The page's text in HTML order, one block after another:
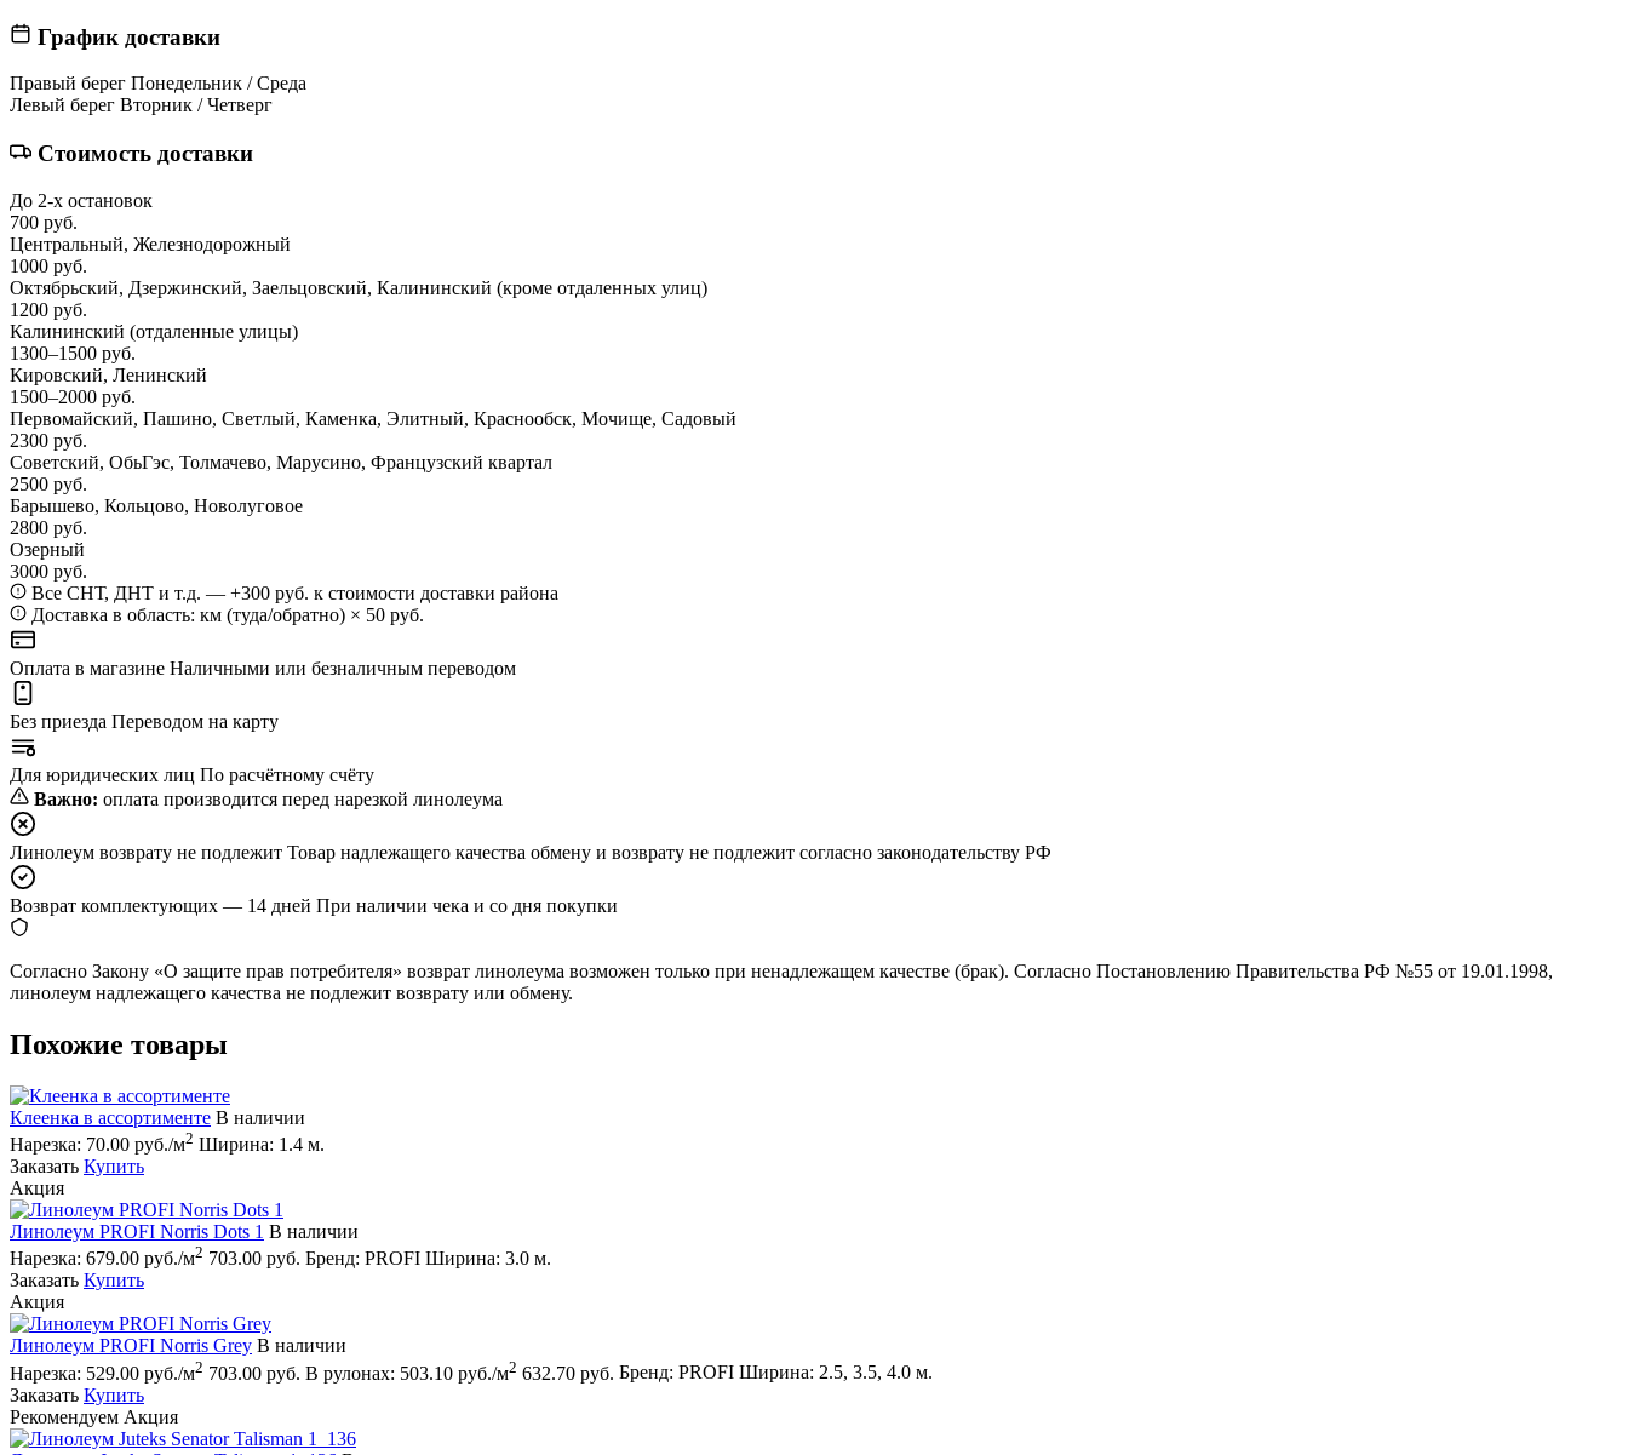
График доставки
Правый берег Понедельник / Среда
Левый берег Вторник / Четверг
Стоимость доставки
До 2-х остановок
700 руб.
Центральный, Железнодорожный
1000 руб.
Октябрьский, Дзержинский, Заельцовский, Калининский (кроме отдаленных улиц)
1200 руб.
Калининский (отдаленные улицы)
1300–1500 руб.
Кировский, Ленинский
1500–2000 руб.
Первомайский, Пашино, Светлый, Каменка, Элитный, Краснообск, Мочище, Садовый
2300 руб.
Советский, ОбьГэс, Толмачево, Марусино, Французский квартал
2500 руб.
Барышево, Кольцово, Новолуговое
2800 руб.
Озерный
3000 руб.
Все СНТ, ДНТ и т.д. — +300 руб. к стоимости доставки района
Доставка в область: км (туда/обратно) × 50 руб.
Оплата в магазине Наличными или безналичным переводом
Без приезда Переводом на карту
Для юридических лиц По расчётному счёту
Важно: оплата производится перед нарезкой линолеума
Линолеум возврату не подлежит Товар надлежащего качества обмену и возврату не подлежит согласно законодательству РФ
Возврат комплектующих — 14 дней При наличии чека и со дня покупки
Согласно Закону «О защите прав потребителя» возврат линолеума возможен только при ненадлежащем качестве (брак). Согласно Постановлению Правительства РФ №55 от 19.01.1998,
линолеум надлежащего качества не подлежит возврату или обмену.
Похожие товары
Клеенка в ассортименте В наличии
Нарезка: 70.00 руб./м2 Ширина: 1.4 м.
Заказать Купить
Акция
Линолеум PROFI Norris Dots 1 В наличии
Нарезка: 679.00 руб./м2 703.00 руб. Бренд: PROFI Ширина: 3.0 м.
Заказать Купить
Акция
Линолеум PROFI Norris Grey В наличии
Нарезка: 529.00 руб./м2 703.00 руб. В рулонах: 503.10 руб./м2 632.70 руб. Бренд: PROFI Ширина: 2.5, 3.5, 4.0 м.
Заказать Купить
Рекомендуем Акция